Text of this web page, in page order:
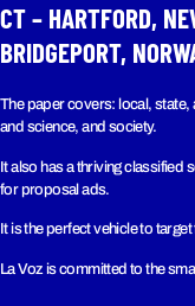
CT – HARTFORD,
BRIDGEPORT,
The paper covers: local, state,
and science, and society.
It also has a thriving classified
for proposal ads.
It is the perfect vehicle to
La Voz is committed to the